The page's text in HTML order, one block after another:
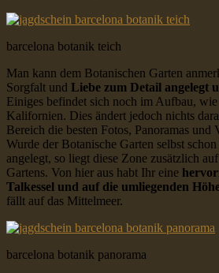
barcelona botanik teich
Man kann dem Botanischen Garten
Sorgfalt und Liebe zum Detail angelegt
Einiges befindet sich noch im Aufbau,
Kalifornien. Dies ändert jedoch nichts
Bereich die besten Fotos, Panoramas und
Wurde der Botanische Garten selbst
angelegt, so liegt diese Zone zusätzlich
Gartens. Von hier aus habt Ihr eine
Talkessel und auf die umliegenden
fällt auf das Mittelmeer.
barcelona botanik panorama